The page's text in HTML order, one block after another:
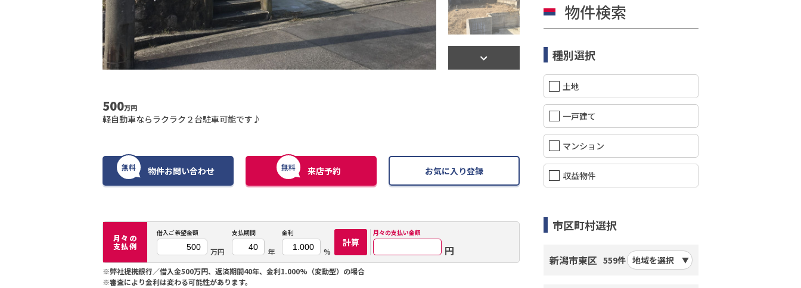
500万円
軽自動車ならラクラク２台駐車可能です♪
無料 物件お問い合わせ 無料 来店予約 お気に入り登録
月々の
支払例
借入ご希望金額
万円
支払期間
年
金利
%
計算
月々の支払い金額
円
※弊社提携銀行／借入金500万円、返済期間40年、金利1.000%（変動型）の場合
※審査により金利は変わる可能性があります。
物件検索
種別選択
土地
一戸建て
マンション
収益物件
市区町村選択
新潟市東区 559件 地域を選択